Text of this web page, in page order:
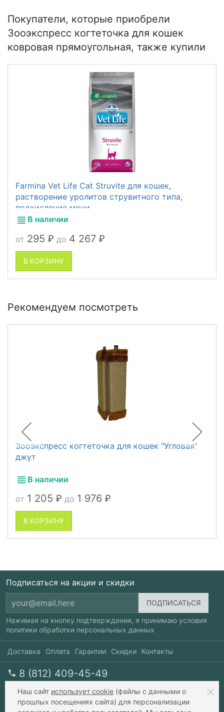
Покупатели, которые приобрели
Зооэкспресс когтеточка для кошек
ковровая прямоугольная, также купили
Farmina Vet Life Cat Struvite для кошек,
растворение уролитов струвитного типа,
подкисление мочи
В наличии
от 295 ₽ до 4 267 ₽
В КОРЗИНУ
Рекомендуем посмотреть
Зооэкспресс когтеточка для кошек "Угловая"
джут
В наличии
от 1 205 ₽ до 1 976 ₽
В КОРЗИНУ
Подписаться на акции и скидки
Нажимая на кнопку подтверждения, я принимаю условия
политики обработки персональных данных
Доставка Оплата Гарантии Скидки Контакты
8 (812) 409-45-49
перезвоните мне
пн-пт 10-20, сб 10-17
Наш сайт использует cookie (файлы с данными о
прошлых посещениях сайта) для персонализации